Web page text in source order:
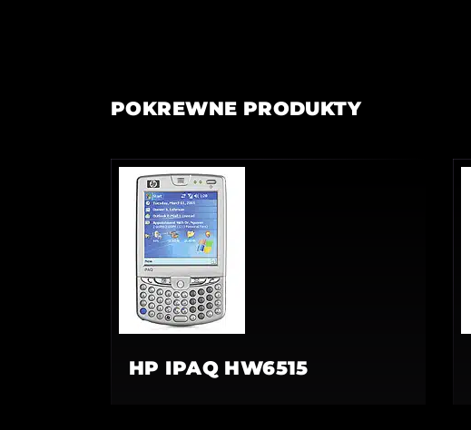
POKREWNE PRODUKTY
HP IPAQ HW6515